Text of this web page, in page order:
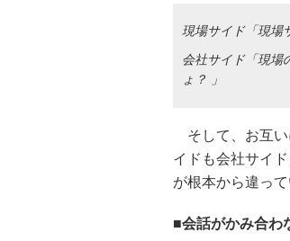
現場サイド「現場
会社サイド「現場
ょ？ 」
そして、お互い
イドも会社サイド
が根本から違って
■会話がかみ合わ